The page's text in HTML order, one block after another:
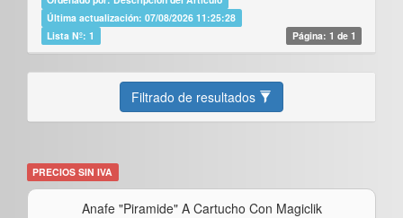
Última actualización: 07/08/2026 11:25:28
Lista Nº: 1
Página: 1 de 1
Filtrado de resultados
PRECIOS SIN IVA
Anafe "piramide" A Cartucho Con Magiclik